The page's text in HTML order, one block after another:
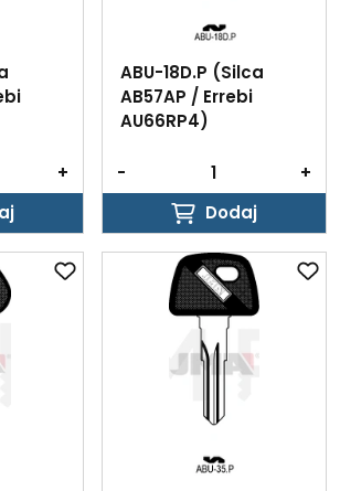
+
ABU-18D.P (Silca
AB57AP / Errebi
AU66RP4)
-
+
Dodaj
Dodaj